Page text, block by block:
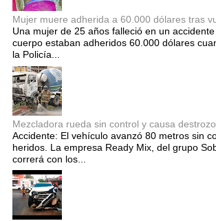
Mujer muere adherida a 60.000 dólares tras
Una mujer de 25 años falleció en un
cuerpo estaban adheridos 60.000 dólares
la Policía...
Mezcladora rueda sin control y causa
Accidente: El vehículo avanzó 80 metros sin
heridos. La empresa Ready Mix, del grupo
correrá con los...